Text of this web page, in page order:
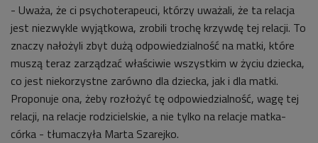
- Uważa, że ci psychoterapeuci, którzy uważali, że ta relacja
jest niezwykle wyjątkowa, zrobili trochę krzywdę tej relacji. To
znaczy nałożyli zbyt dużą odpowiedzialność na matki, które
muszą teraz zarządzać właściwie wszystkim w życiu dziecka,
co jest niekorzystne zarówno dla dziecka, jak i dla matki.
Proponuje ona, żeby rozłożyć tę odpowiedzialność, wagę tej
relacji, na relacje rodzicielskie, a nie tylko na relacje matka-
córka - tłumaczyła Marta Szarejko.